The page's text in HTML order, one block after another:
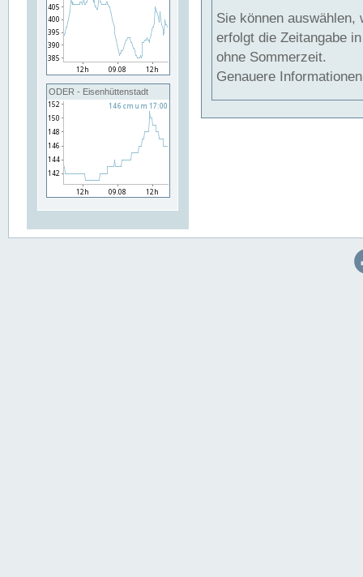
ODER - Eisenhüttenstadt
Sie können auswählen,
erfolgt die Zeitangabe
ohne Sommerzeit.
Genauere